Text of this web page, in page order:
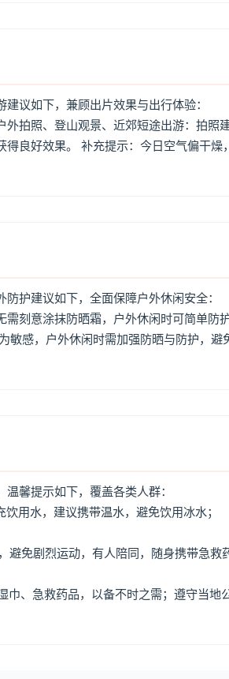
议如下，兼顾出片效果与出行体验：
拍照、登山观景、近郊短途出游：拍照
良好效果。 补充提示：今日空气偏干
护建议如下，全面保障户外休闲安全：
刻意涂抹防晒霜，户外休闲时可简单防
敏感，户外休闲时需加强防晒与防护，
馨提示如下，覆盖各类人群：
用水，建议携带温水，避免饮用冰水；
避免剧烈运动，有人陪同，随身携带急救
巾、急救药品，以备不时之需；遵守当地